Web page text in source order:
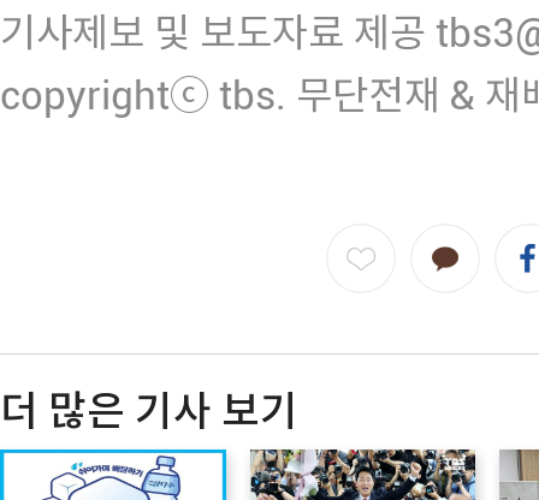
기사제보 및 보도자료 제공
copyrightⓒ tbs. 무단전재 & 재
더 많은 기사 보기